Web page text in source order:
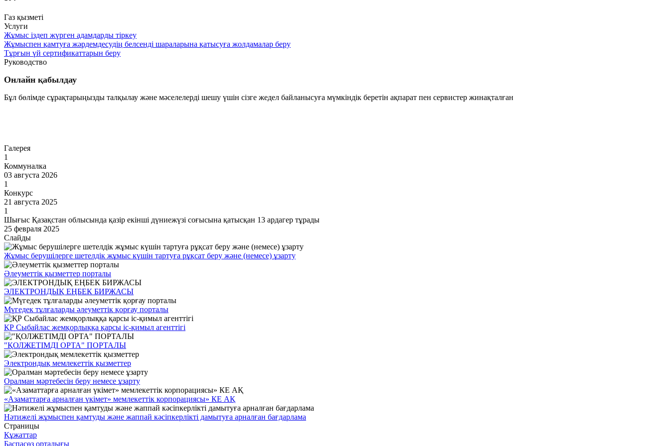
Газ қызметі
Услуги
Жұмыс іздеп жүрген адамдарды тіркеу
Жұмыспен қамтуға жәрдемдесудің белсенді шараларына қатысуға жолдамалар беру
Тұр­ғын үй сер­ти­фи­кат­та­рын бе­ру
Руководство
Онлайн қабылдау
Бұл бөлімде сұрақтарыңызды талқылау және мәселелерді шешу үшін сізге жедел байланысуға мүмкіндік беретін ақпарат пен сервистер жинақталған
Галерея
1
Коммуналка
03 августа 2026
1
Конкурс
21 августа 2025
1
Шығыс Қазақстан облысында қазір екінші дүниежүзі соғысына қатысқан 13 ардагер тұрады
25 февраля 2025
Слайды
Жұмыс берушілерге шетелдік жұмыс күшін тартуға рұқсат беру және (немесе) ұзарту
Әлеуметтік қызметтер порталы
ЭЛЕКТРОНДЫҚ ЕҢБЕК БИРЖАСЫ
Мүгедек тұлғаларды әлеуметтік қорғау порталы
ҚР Сыбайлас жемқорлыққа қарсы іс-қимыл агенттігі
"ҚОЛЖЕТІМДІ ОРТА" ПОРТАЛЫ
Электрондық мемлекеттік қызметтер
Оралман мәртебесін беру немесе ұзарту
«Азаматтарға арналған үкімет» мемлекеттік корпорациясы» КЕ АҚ
Нәтижелі жұмыспен қамтуды және жаппай кәсіпкерлікті дамытуға арналған бағдарлама
Страницы
Құжаттар
Баспасөз орталығы